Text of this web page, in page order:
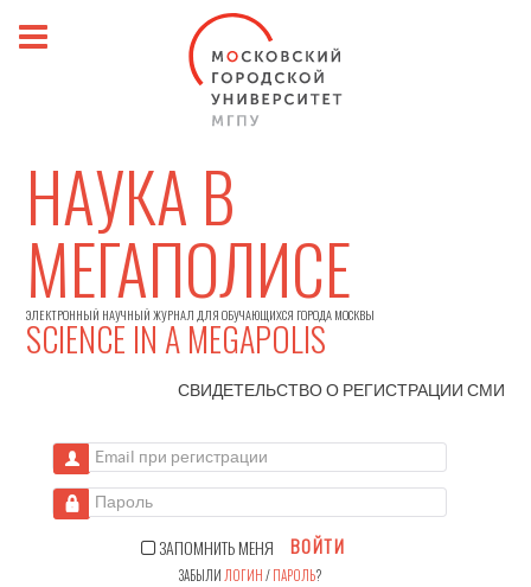
НАУКА В
МЕГАПОЛИСЕ
ЭЛЕКТРОННЫЙ НАУЧНЫЙ ЖУРНАЛ ДЛЯ ОБУЧАЮЩИХСЯ ГОРОДА МОСКВЫ
SCIENCE IN A MEGAPOLIS
СВИДЕТЕЛЬСТВО О РЕГИСТРАЦИИСМИ
Email при регистрации
Пароль
ЗАПОМНИТЬ МЕНЯ ВОЙТИ
ЗАБЫЛИ ЛОГИН/ПАРОЛЬ?